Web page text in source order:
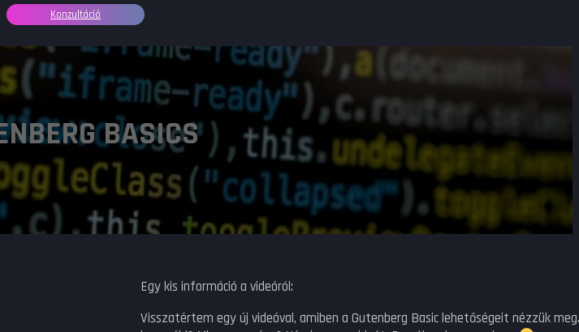
Konzultáció
BASICS
Egy kis információ a videóról:
Visszatértem egy új videóval, amiben a Gutenberg Basic lehetőségeit nézzük